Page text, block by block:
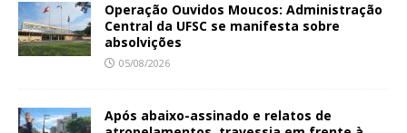
Operação Ouvidos Moucos: Administração
Central da UFSC se manifesta sobre
absolvições
05/08/2026
Após abaixo-assinado e relatos de